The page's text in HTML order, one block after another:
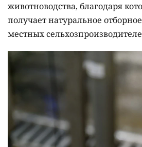
животноводства, благодаря
получает натуральное
местных